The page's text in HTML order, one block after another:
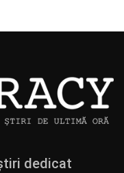
dedicat